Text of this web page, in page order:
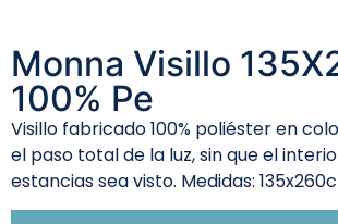
Monna Visillo
100% Pe
Visillo fabricado 100% poliéster en
el paso total de la luz, sin que el
estancias sea visto. Medidas: